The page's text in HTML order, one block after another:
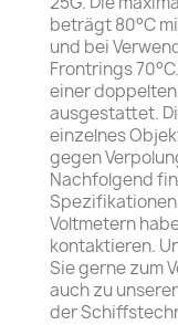
beträgt 80°C
und bei
Frontrings
einer
ausgestattet.
einzelnes
gegen
Nachfolgend
Voltmetern
kontaktieren.
Sie gerne zum
auch zu
der